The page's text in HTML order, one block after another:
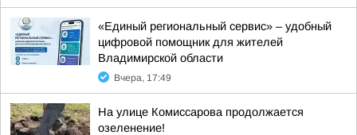
«Единый региональный сервис» – удобный
цифровой помощник для жителей
Владимирской области
Вчера, 17:49
На улице Комиссарова продолжается
озеленение!